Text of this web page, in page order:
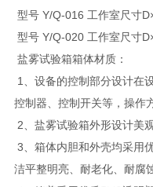
型号 Y/Q-016 工作室尺寸
型号 Y/Q-020 工作室尺寸
盐雾试验箱箱体材质：
1、设备的控制部分设计在
控制器、控制开关等，操作
2、盐雾试验箱外形设计美
3、箱体内胆和外壳均采用
洁平整明亮、耐老化、耐腐